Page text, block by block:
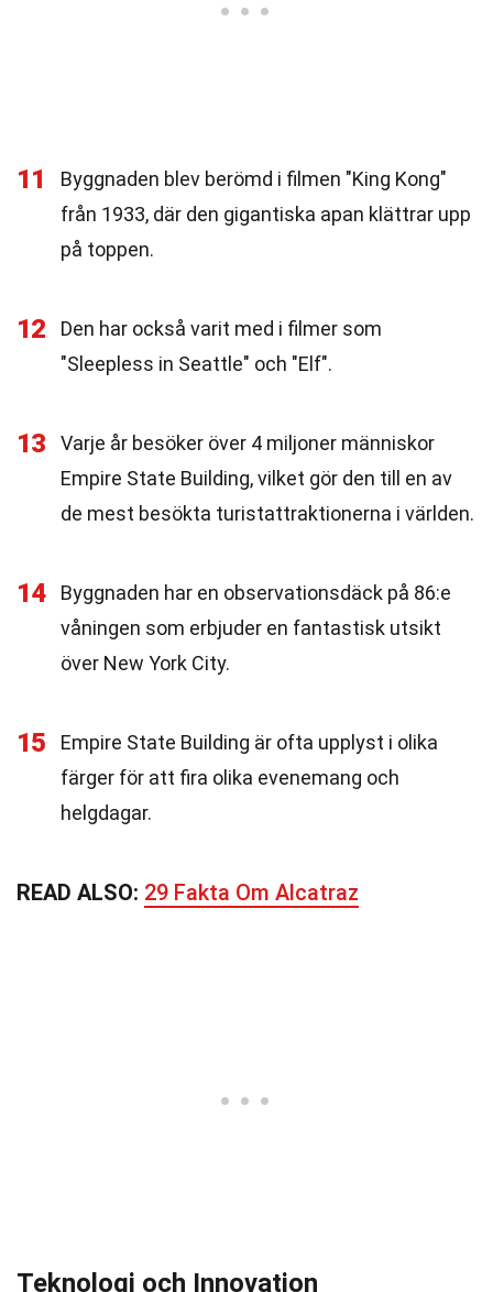
11
Byggnaden blev berömd i filmen "King Kong"
från 1933, där den gigantiska apan klättrar upp
på toppen.
12
Den har också varit med i filmer som
"Sleepless in Seattle" och "Elf".
13
Varje år besöker över 4 miljoner människor
Empire State Building, vilket gör den till en av
de mest besökta turistattraktionerna i världen.
14
Byggnaden har en observationsdäck på 86:e
våningen som erbjuder en fantastisk utsikt
över New York City.
15
Empire State Building är ofta upplyst i olika
färger för att fira olika evenemang och
helgdagar.
READ ALSO: 29 Fakta Om Alcatraz
Teknologi och Innovation